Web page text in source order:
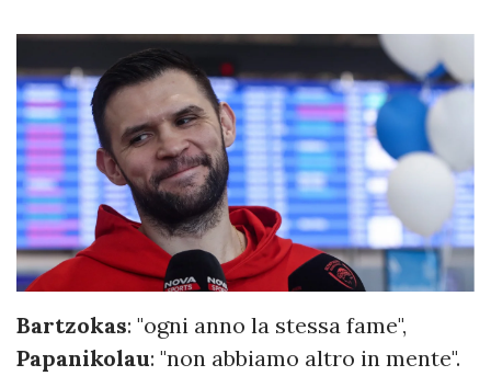
Bartzokas: "ogni anno la stessa fame",
Papanikolau: "non abbiamo altro in mente".